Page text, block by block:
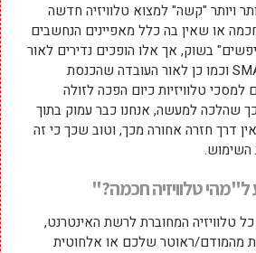
ויותר "קשה" למצוא טלוויזיה חדשה
חכמה או שאין בה כלל מאפיינים הנחשבים
בשוק, אך אלו הופכים נדירים לאור
הביקוש הרב ליכולות SMART וכמו כן לאור העובדה שהכנסת
למסכי טלוויזיות כיום הפכה לזולה
שהלכה למעשה, אנחנו כבר עמוק בתוך
דרך חזרה אחורה מכך, וטוב שכך כי זה
השימוש.
טלוויזיה חכמה?"
טלוויזיה המחוברת לרשת האינטרנט,
מהמודם/ראוטר שלכם או אלחוטית